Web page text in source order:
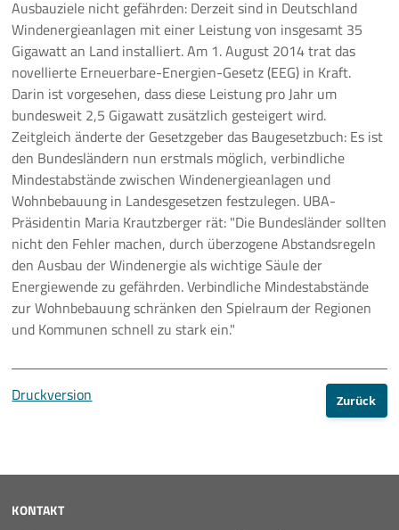
Ausbauziele nicht gefährden: Derzeit sind in Deutschland
Windenergieanlagen mit einer Leistung von insgesamt 35
Gigawatt an Land installiert. Am 1. August 2014 trat das
novellierte Erneuerbare-Energien-Gesetz (EEG) in Kraft.
Darin ist vorgesehen, dass diese Leistung pro Jahr um
bundesweit 2,5 Gigawatt zusätzlich gesteigert wird.
Zeitgleich änderte der Gesetzgeber das Baugesetzbuch: Es ist
den Bundesländern nun erstmals möglich, verbindliche
Mindestabstände zwischen Windenergieanlagen und
Wohnbebauung in Landesgesetzen festzulegen. UBA-
Präsidentin Maria Krautzberger rät: "Die Bundesländer sollten
nicht den Fehler machen, durch überzogene Abstandsregeln
den Ausbau der Windenergie als wichtige Säule der
Energiewende zu gefährden. Verbindliche Mindestabstände
zur Wohnbebauung schränken den Spielraum der Regionen
und Kommunen schnell zu stark ein."
Druckversion Zurück
KONTAKT